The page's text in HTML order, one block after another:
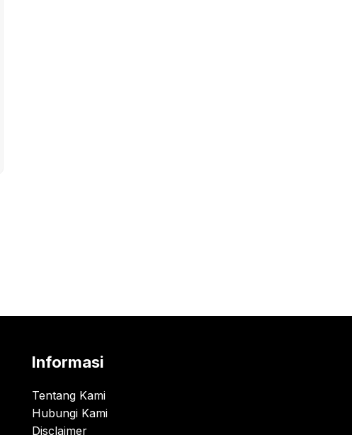
Informasi
Tentang Kami
Hubungi Kami
Disclaimer